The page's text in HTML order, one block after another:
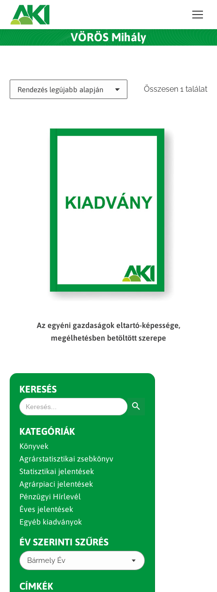
VÖRÖS Mihály
Összesen 1 találat
Az egyéni gazdaságok eltartó-képessége,
megélhetésben betöltött szerepe
KERESÉS
Search
for:
KATEGÓRIÁK
Könyvek
Agrárstatisztikai zsebkönyv
Statisztikai jelentések
Agrárpiaci jelentések
Pénzügyi Hírlevél
Éves jelentések
Egyéb kiadványok
ÉV SZERINTI SZŰRÉS
Bármely Év
CÍMKÉK